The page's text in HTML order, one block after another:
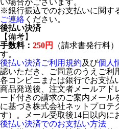
い場合がございます。
※銀行振込でのお支払いに関す
ご連絡 ください。
後払い決済
【備考】
手数料： 250円
（請求書発行料
す。
後払い決済ご利用規約及び個人
認いただき、ご同意のうえご利
各コンビニまたは銀行でお支払
商品発送後、注文者メールアド
ード付きの請求のご案内メール
に基づき株式会社ネットプロテ
す）。メール受取後14日以内に
後払い決済でのお支払い方法